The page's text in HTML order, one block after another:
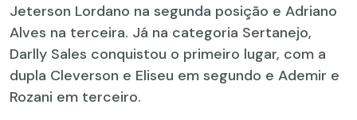
Jeterson Lordano na segunda posição e Adriano
Alves na terceira. Já na categoria Sertanejo,
Darlly Sales conquistou o primeiro lugar, com a
dupla Cleverson e Eliseu em segundo e Ademir e
Rozani em terceiro.